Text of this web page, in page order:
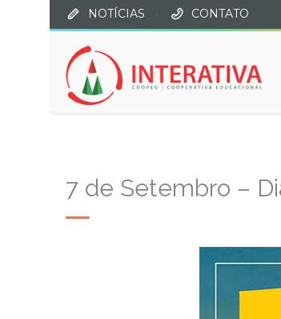
NOTÍCIAS · CONTATO
7 de Setembro –